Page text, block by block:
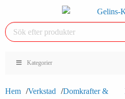
Kategorier
Hem Verkstad
Domkrafter &